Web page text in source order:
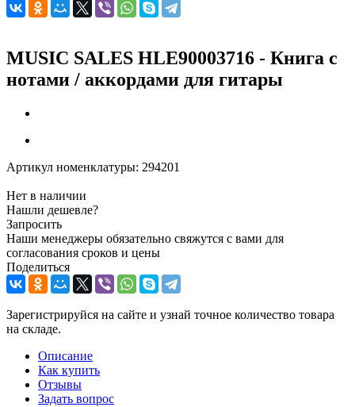
MUSIC SALES HLE90003716 - Книга с
нотами / аккордами для гитары
Артикул номенклатуры: 294201
Нет в наличии
Нашли дешевле?
Запросить
Наши менеджеры обязательно свяжутся с вами для
согласования сроков и цены
Поделиться
Зарегистрируйся на сайте и узнай точное количество товара
на складе.
Описание
Как купить
Отзывы
Задать вопрос